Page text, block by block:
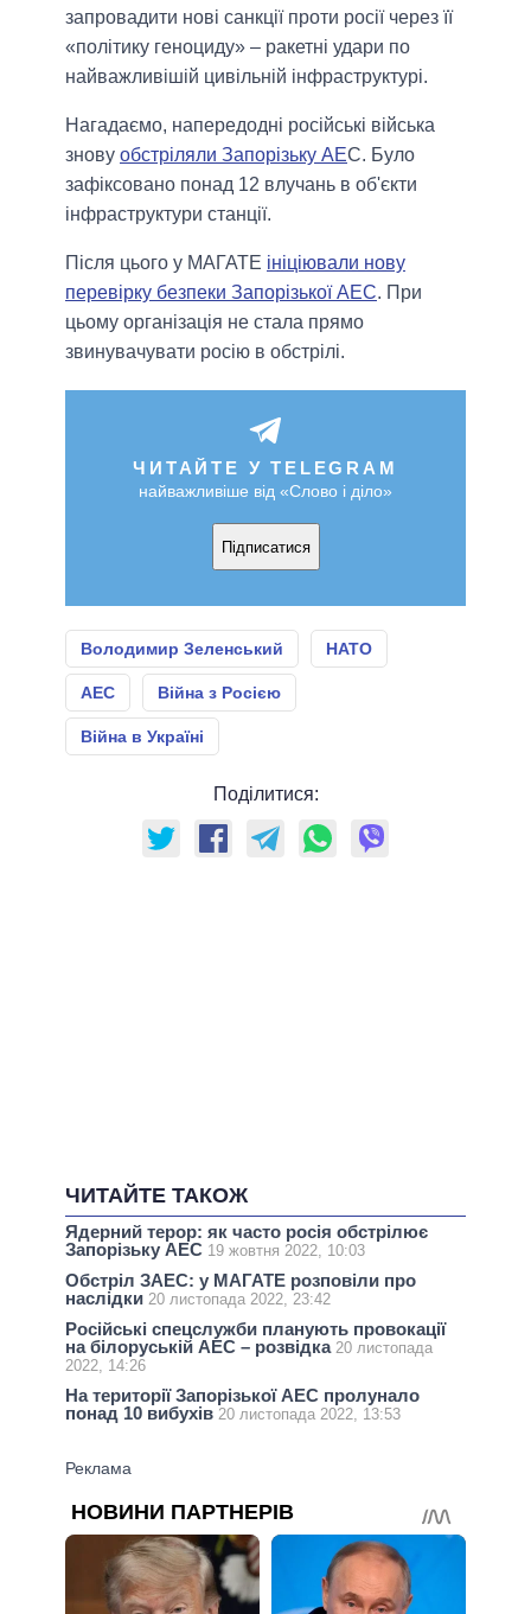
запровадити нові санкції проти росії через її
«політику геноциду» – ракетні удари по
найважливішій цивільній інфраструктурі.
Нагадаємо, напередодні російські війська
знову обстріляли Запорізьку АЕС. Було
зафіксовано понад 12 влучань в об'єкти
інфраструктури станції.
Після цього у МАГАТЕ ініціювали нову
перевірку безпеки Запорізької АЕС. При
цьому організація не стала прямо
звинувачувати росію в обстрілі.
ЧИТАЙТЕ У TELEGRAM
найважливіше від «Слово і діло»
Підписатися
Володимир Зеленський НАТО
АЕС Війна з Росією
Війна в Україні
Поділитися:
ЧИТАЙТЕ ТАКОЖ
Ядерний терор: як часто росія обстрілює
Запорізьку АЕС 19 жовтня 2022, 10:03
Обстріл ЗАЕС: у МАГАТЕ розповіли про
наслідки 20 листопада 2022, 23:42
Російські спецслужби планують провокації
на білоруській АЕС – розвідка 20 листопада
2022, 14:26
На території Запорізької АЕС пролунало
понад 10 вибухів 20 листопада 2022, 13:53